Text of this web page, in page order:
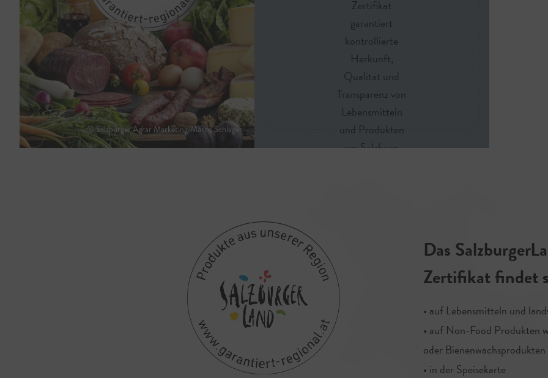
© Salzburger Agrar Marketing/Marco Schlager
Zertifikat
garantiert
kontrollierte
Herkunft,
Qualität und
Transparenz von
Lebensmitteln
und Produkten
aus Salzburg.
Das
Zertifikat findet
• auf Lebensmitteln und
• auf Non-Food Produkten
oder Bienenwachsprodukten
• in der Speisekarte